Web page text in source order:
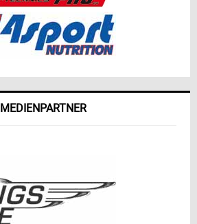
MEDIENPARTNER